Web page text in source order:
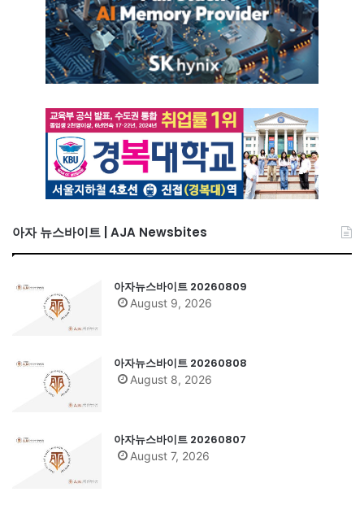
아자 뉴스바이트 | AJA Newsbites
아자뉴스바이트 20260809
August 9, 2026
아자뉴스바이트 20260808
August 8, 2026
아자뉴스바이트 20260807
August 7, 2026